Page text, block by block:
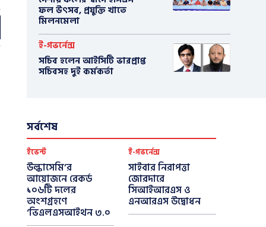
ফল উৎসব, প্রযুক্তি খাতে
মিলনমেলা
ই-গভর্নেন্স
সচিব হলেন আইসিটি ভারপ্রাপ্ত
সচিবসহ দুই কর্মকর্তা
সর্বশেষ
ইভেন্ট
উল্কাসেমি’র
আয়োজনে রেকর্ড
১০৬টি দলের
অংশগ্রহণে
‘ভিএলএসআইথন ৩.০
ই-গভর্নেন্স
সাইবার নিরাপত্তা
জোরদারে
সিআইআরএস ও
এনআরএস উদ্বোধন